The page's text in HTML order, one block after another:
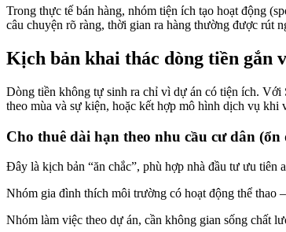
Trong thực tế bán hàng, nhóm tiện ích tạo hoạt động
câu chuyện rõ ràng, thời gian ra hàng thường được rút
Kịch bản khai thác dòng tiền gắn
Dòng tiền không tự sinh ra chỉ vì dự án có tiện ích. Với
theo mùa và sự kiện, hoặc kết hợp mô hình dịch vụ
Cho thuê dài hạn theo nhu cầu cư dân
Đây là kịch bản “ăn chắc”, phù hợp nhà đầu tư ưu tiên
Nhóm gia đình thích môi trường có hoạt động thể thao
Nhóm làm việc theo dự án, cần không gian sống chất